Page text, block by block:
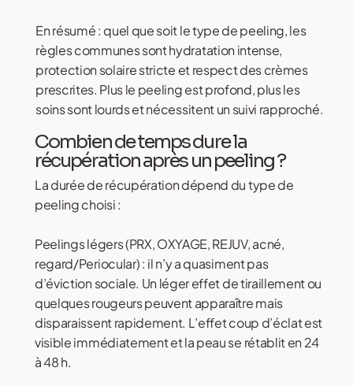
En résumé : quel que soit le type de peeling, les
règles communes sont hydratation intense,
protection solaire stricte et respect des crèmes
prescrites. Plus le peeling est profond, plus les
soins sont lourds et nécessitent un suivi rapproché.
Combien de temps dure la
récupération après un peeling ?
La durée de récupération dépend du type de
peeling choisi :
Peelings légers (PRX, OXYAGE, REJUV, acné,
regard/Periocular) : il n’y a quasiment pas
d’éviction sociale. Un léger effet de tiraillement ou
quelques rougeurs peuvent apparaître mais
disparaissent rapidement. L’effet coup d’éclat est
visible immédiatement et la peau se rétablit en 24
à 48 h.